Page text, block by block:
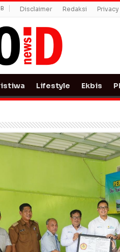
Disclaimer Redaksi
Lifestyle Ekbis